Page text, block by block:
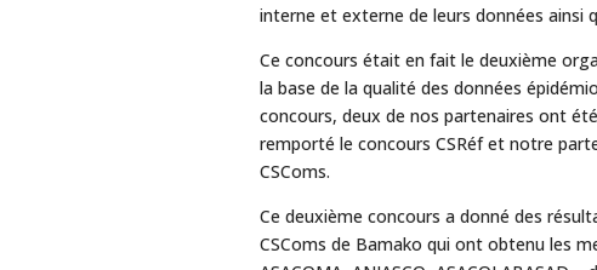
interne et externe de leurs données ainsi
Ce concours était en fait le deuxième
la base de la qualité des données
concours, deux de nos partenaires ont
remporté le concours CSRéf et notre
CSComs.
Ce deuxième concours a donné des
CSComs de Bamako qui ont obtenu les